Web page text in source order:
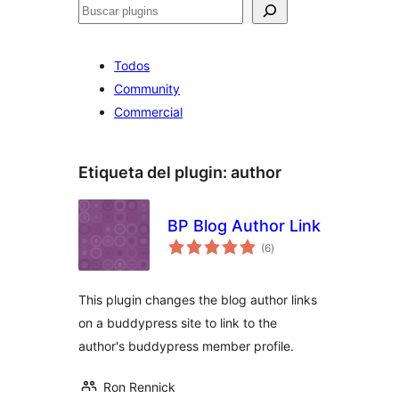
Buscar
Todos
Community
Commercial
Etiqueta del plugin: author
BP Blog Author Link
(6total
de
)
This plugin changes the blog author links
on a buddypress site to link to the
author's buddypress member profile.
Ron Rennick